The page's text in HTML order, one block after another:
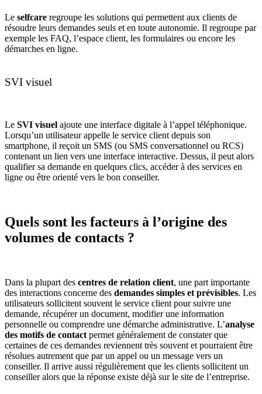
Le selfcare regroupe les solutions qui permettent aux clients de
résoudre leurs demandes seuls et en toute autonomie. Il regroupe par
exemple les FAQ, l’espace client, les formulaires ou encore les
démarches en ligne.
SVI visuel
Le SVI visuel ajoute une interface digitale à l’appel téléphonique.
Lorsqu’un utilisateur appelle le service client depuis son
smartphone, il reçoit un SMS (ou SMS conversationnel ou RCS)
contenant un lien vers une interface interactive. Dessus, il peut alors
qualifier sa demande en quelques clics, accéder à des services en
ligne ou être orienté vers le bon conseiller.
Quels sont les facteurs à l’origine des
volumes de contacts ?
Dans la plupart des centres de relation client, une part importante
des interactions concerne des demandes simples et prévisibles. Les
utilisateurs sollicitent souvent le service client pour suivre une
demande, récupérer un document, modifier une information
personnelle ou comprendre une démarche administrative. L’analyse
des motifs de contact permet généralement de constater que
certaines de ces demandes reviennent très souvent et pourraient être
résolues autrement que par un appel ou un message vers un
conseiller. Il arrive aussi régulièrement que les clients sollicitent un
conseiller alors que la réponse existe déjà sur le site de l’entreprise.